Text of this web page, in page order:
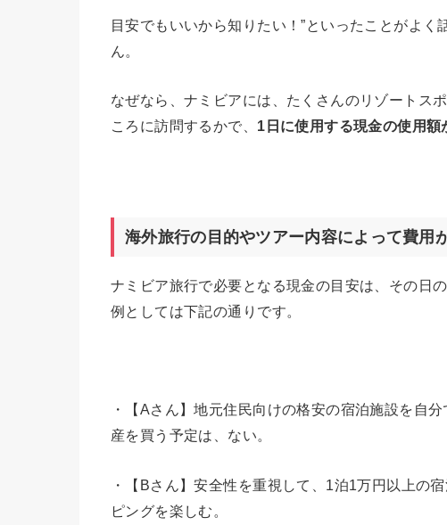
目安でもいいから知りたい！”といったことがよ
ん。
なぜなら、ナミビアには、たくさんのリゾートス
ころに訪問するかで、 1 日に使用する現金の使用
海外旅行の目的やツアー内容によって費用
ナミビア旅行で必要となる現金の目安は、その日
例としては下記の通りです。
・【Aさん】地元住民向けの格安の宿泊施設を自
産を買う予定は、ない。
・【Bさん】安全性を重視して、1泊1万円以上の
ピングを楽しむ。